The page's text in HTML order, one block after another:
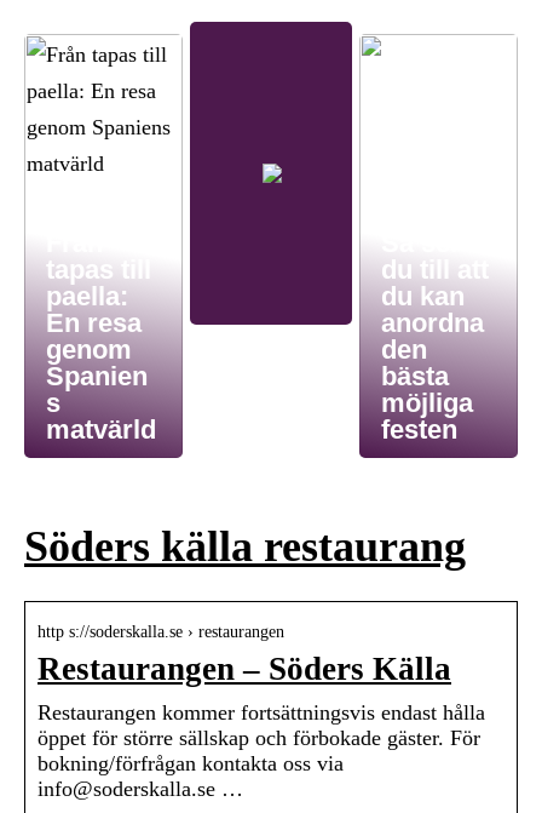
tapas till
paella:
En resa
genom
Spanien
s
matvärld
du till att
du kan
anordna
den
bästa
möjliga
festen
Söders källa restaurang
http s://soderskalla.se › restaurangen
Restaurangen – Söders Källa
Restaurangen kommer fortsättningsvis endast hålla
öppet för större sällskap och förbokade gäster. För
bokning/förfrågan kontakta oss via
info@soderskalla.se …